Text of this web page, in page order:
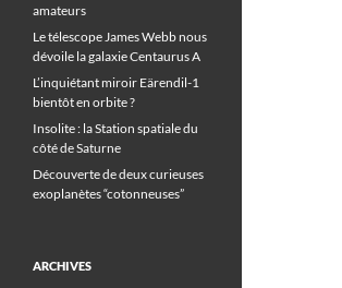
amateurs
Le télescope James Webb nous
dévoile la galaxie Centaurus A
L’inquiétant miroir Eärendil-1
bientôt en orbite ?
Insolite : la Station spatiale du
côté de Saturne
Découverte de deux curieuses
exoplanètes “cotonneuses”
ARCHIVES